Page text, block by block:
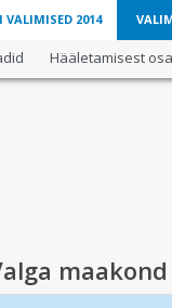
VALIMISED 2014
Hääletamisest
maakond